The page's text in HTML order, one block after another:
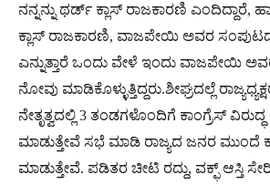
ನನ್ನನ್ನು ಥರ್ಡ್ ಕ್ಲಾಸ್ ರಾಜಕಾರಣಿ ಎಂದಿದ್ದಾರೆ,
ಕ್ಲಾಸ್ ರಾಜಕಾರಣಿ, ವಾಜಪೇಯಿ ಅವರ
ಎನ್ನುತ್ತಾರೆ ಒಂದು ವೇಳೆ ಇಂದು ವಾಜಪೇಯಿ
ನೋವು ಮಾಡಿಕೊಳ್ಳುತ್ತಿದ್ದರು.ಶೀಘ್ರದಲ್ಲೆ
ನೇತೃತ್ವದಲ್ಲಿ 3 ತಂಡಗಳೊಂದಿಗೆ ಕಾಂಗ್ರೆಸ್
ಮಾಡುತ್ತೇವೆ ಸಭೆ ಮಾಡಿ ರಾಜ್ಯದ ಜನರ ಮುಂದೆ
ಮಾಡುತ್ತೇವೆ. ಪಡಿತರ ಚೀಟಿ ರದ್ದು, ವಕ್ಫ್ ಆಸ್ತಿ